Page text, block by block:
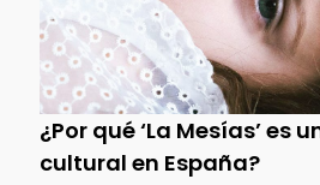
¿Por qué ‘La Mesías’ es
cultural en España?